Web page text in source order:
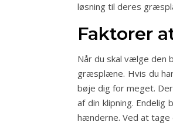
løsning til deres
Faktorer
Når du skal vælge
græsplæne. Hvis du
bøje dig for meget.
af din klipning.
hænderne. Ved at